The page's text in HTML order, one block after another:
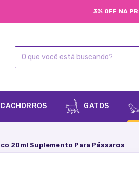
3% OFF NA
CACHORROS GATOS
20ml Suplemento Para Pássaros